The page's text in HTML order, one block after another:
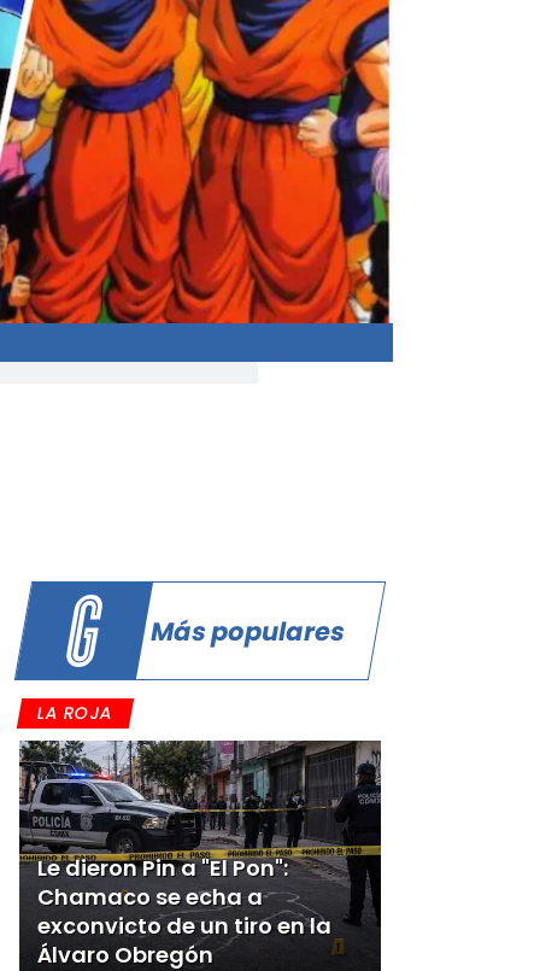
Más populares
LA ROJA
Le dieron Pin a "El Pon":
Chamaco se echa a
exconvicto de un tiro en la
Álvaro Obregón